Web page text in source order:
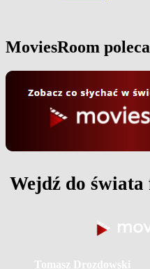
MoviesRoom poleca
Wejdź do
Tomasz Drozdowski